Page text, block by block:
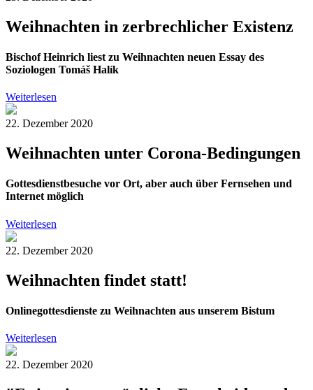
Weihnachten in zerbrechlicher Existenz
Bischof Heinrich liest zu Weihnachten neuen Essay des
Soziologen Tomáš Halík
Weiterlesen
22. Dezember 2020
Weihnachten unter Corona-Bedingungen
Gottesdienstbesuche vor Ort, aber auch über Fernsehen und
Internet möglich
Weiterlesen
22. Dezember 2020
Weihnachten findet statt!
Onlinegottesdienste zu Weihnachten aus unserem Bistum
Weiterlesen
22. Dezember 2020